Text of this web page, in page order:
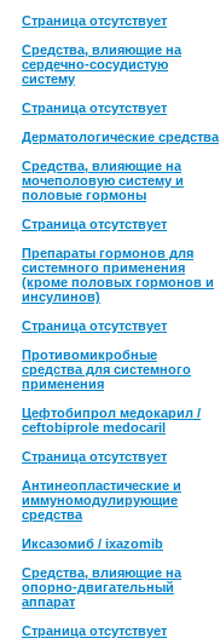
Страница отсутствует
Средства, влияющие на
сердечно-сосудистую
систему
Страница отсутствует
Дерматологические средства
Средства, влияющие на
мочеполовую систему и
половые гормоны
Страница отсутствует
Препараты гормонов для
системного применения
(кроме половых гормонов и
инсулинов)
Страница отсутствует
Противомикробные
средства для системного
применения
Цефтобипрол медокарил /
ceftobiprole medocaril
Страница отсутствует
Антинеопластические и
иммуномодулирующие
средства
Иксазомиб / ixazomib
Средства, влияющие на
опорно-двигательный
аппарат
Страница отсутствует